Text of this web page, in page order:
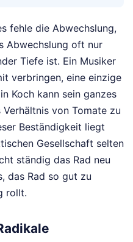
fehle die Abwechslung,
Abwechslung oft nur
Tiefe ist. Ein Musiker
verbringen, eine einzige
Koch kann sein ganzes
von Tomate zu
Beständigkeit liegt
Gesellschaft selten
ständig das Rad neu
das Rad so gut zu
rollt.